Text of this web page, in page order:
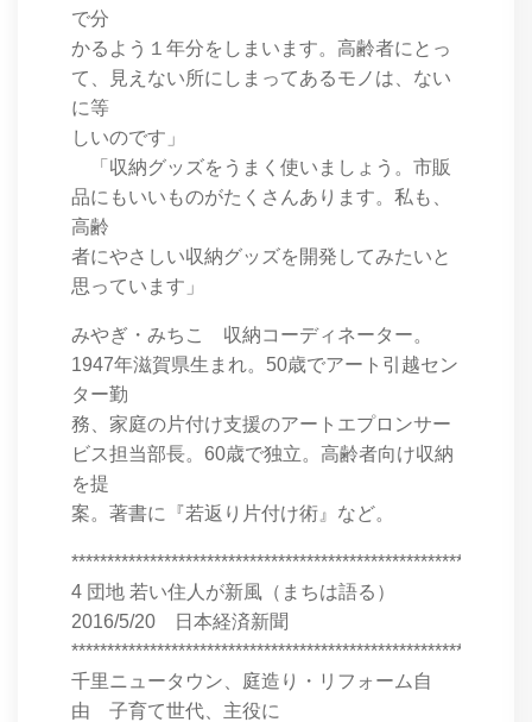
で分
かるよう１年分をしまいます。高齢者にとっ
て、見えない所にしまってあるモノは、ない
に等
しいのです」
「収納グッズをうまく使いましょう。市販
品にもいいものがたくさんあります。私も、
高齢
者にやさしい収納グッズを開発してみたいと
思っています」
みやぎ・みちこ 収納コーディネーター。
1947年滋賀県生まれ。50歳でアート引越セン
ター勤
務、家庭の片付け支援のアートエプロンサー
ビス担当部長。60歳で独立。高齢者向け収納
を提
案。著書に『若返り片付け術』など。
4 団地 若い住人が新風（まちは語る）
2016/5/20 日本経済新聞
千里ニュータウン、庭造り・リフォーム自
由 子育て世代、主役に